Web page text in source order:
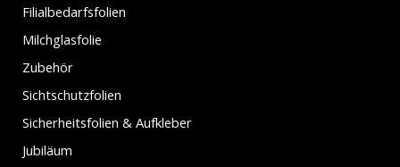
Filialbedarfsfolien
Milchglasfolie
Zubehör
Sichtschutzfolien
Sicherheitsfolien & Aufkleber
Jubiläum